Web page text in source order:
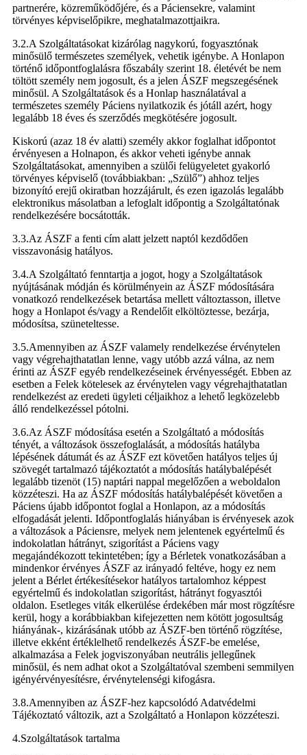
partnerére, közreműködőjére, és a Páciensekre, valamint
törvényes képviselőpikre, meghatalmazottjaikra.
3.2.A Szolgáltatásokat kizárólag nagykorú, fogyasztónak
minősülő természetes személyek, vehetik igénybe. A Honlapon
történő időpontfoglalásra főszabály szerint 18. életévét be nem
töltött személy nem jogosult, és a jelen ÁSZF megszegésének
minősül. A Szolgáltatások és a Honlap használatával a
természetes személy Páciens nyilatkozik és jótáll azért, hogy
legalább 18 éves és szerződés megkötésére jogosult.
Kiskorú (azaz 18 év alatti) személy akkor foglalhat időpontot
érvényesen a Holnapon, és akkor veheti igénybe annak
Szolgáltatásokat, amennyiben a szülői felügyeletet gyakorló
törvényes képviselő (továbbiakban: „Szülő”) ahhoz teljes
bizonyító erejű okiratban hozzájárult, és ezen igazolás legalább
elektronikus másolatban a lefoglalt időpontig a Szolgáltatónak
rendelkezésére bocsátották.
3.3.Az ÁSZF a fenti cím alatt jelzett naptól kezdődően
visszavonásig hatályos.
3.4.A Szolgáltató fenntartja a jogot, hogy a Szolgáltatások
nyújtásának módján és körülményein az ÁSZF módosítására
vonatkozó rendelkezések betartása mellett változtasson, illetve
hogy a Honlapot és/vagy a Rendelőit elköltöztesse, bezárja,
módosítsa, szüneteltesse.
3.5.Amennyiben az ÁSZF valamely rendelkezése érvénytelen
vagy végrehajthatatlan lenne, vagy utóbb azzá válna, az nem
érinti az ÁSZF egyéb rendelkezéseinek érvényességét. Ebben az
esetben a Felek kötelesek az érvénytelen vagy végrehajthatatlan
rendelkezést az eredeti ügyleti céljaikhoz a lehető legközelebb
álló rendelkezéssel pótolni.
3.6.Az ÁSZF módosítása esetén a Szolgáltató a módosítás
tényét, a változások összefoglalását, a módosítás hatályba
lépésének dátumát és az ÁSZF ezt követően hatályos teljes új
szövegét tartalmazó tájékoztatót a módosítás hatálybalépését
legalább tizenöt (15) naptári nappal megelőzően a weboldalon
közzéteszi. Ha az ÁSZF módosítás hatálybalépését követően a
Páciens újabb időpontot foglal a Honlapon, az a módosítás
elfogadását jelenti. Időpontfoglalás hiányában is érvényesek azok
a változások a Páciensre, melyek nem jelentenek egyértelmű és
indokolatlan hátrányt, szigorítást a Páciens vagy
megajándékozott tekintetében; így a Bérletek vonatkozásában a
mindenkor érvényes ÁSZF az irányadó feltéve, hogy ez nem
jelent a Bérlet értékesítésekor hatályos tartalomhoz képpest
egyértelmű és indokolatlan szigorítást, hátrányt fogyasztói
oldalon. Esetleges viták elkerülése érdekében már most rögzítésre
kerül, hogy a korábbiakban kifejezetten nem kötött jogosultság
hiányának-, kizárásának utóbb az ÁSZF-ben történő rögzítése,
illetve ekként értéklelhető rendelkezés ÁSZF-be emelése,
alkalmazása a Felek jogviszonyában neutrális jellegűnek
minősül, és nem adhat okot a Szolgáltatóval szembeni semmilyen
igényérvényesítésre, érvénytelenségi kifogásra.
3.8.Amennyiben az ÁSZF-hez kapcsolódó Adatvédelmi
Tájékoztató változik, azt a Szolgáltató a Honlapon közzéteszi.
4.Szolgáltatások tartalma